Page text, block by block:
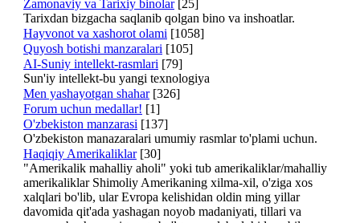
Zamonaviy va Tarixiy binolar [25]
Tarixdan bizgacha saqlanib qolgan bino va inshoatlar.
Hayvonot va xashorot olami [1058]
Quyosh botishi manzaralari [105]
AI-Suniy intellekt-rasmlari [79]
Sun'iy intellekt-bu yangi texnologiya
Men yashayotgan shahar [326]
Forum uchun medallar! [1]
O'zbekiston manzarasi [137]
O'zbekiston manazaralari umumiy rasmlar to'plami uchun.
Haqiqiy Amerikaliklar [30]
"Amerikalik mahalliy aholi" yoki tub amerikaliklar/mahalliy
amerikaliklar Shimoliy Amerikaning xilma-xil, o'ziga xos
xalqlari bo'lib, ular Evropa kelishidan oldin ming yillar
davomida qit'ada yashagan noyob madaniyati, tillari va